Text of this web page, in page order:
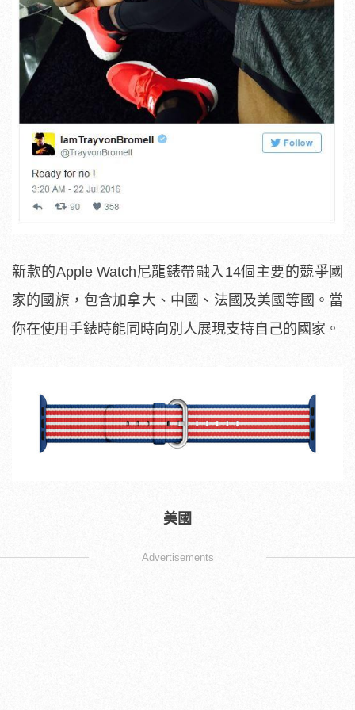
新款的Apple Watch尼龍錶帶融入14個主要的競爭國
家的國旗，包含加拿大、中國、法國及美國等國。當
你在使用手錶時能同時向別人展現支持自己的國家。
美國
Advertisements